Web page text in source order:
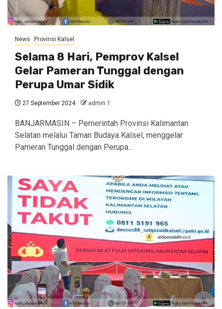
News Provinsi Kalsel
Selama 8 Hari, Pemprov Kalsel
Gelar Pameran Tunggal dengan
Perupa Umar Sidik
27 September 2024 admin 1
BANJARMASIN – Pemerintah Provinsi Kalimantan
Selatan melalui Taman Budaya Kalsel, menggelar
Pameran Tunggal dengan Perupa…